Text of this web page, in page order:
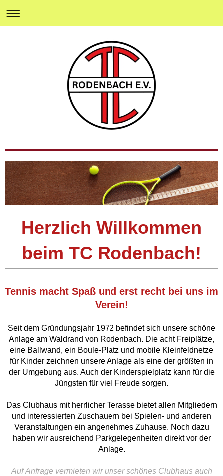
Herzlich Willkommen
beim TC Rodenbach!
Tennis macht Spaß und erst recht bei uns im
Verein!
Seit dem Gründungsjahr 1972 befindet sich unsere schöne
Anlage am Waldrand von Rodenbach. Die acht Freiplätze,
eine Ballwand, ein Boule-Platz und mobile Kleinfeldnetze
für Kinder zeichnen unsere Anlage als eine der größten in
der Umgebung aus. Auch der Kinderspielplatz kann für die
Jüngsten für viel Freude sorgen.
Das Clubhaus mit herrlicher Terasse bietet allen Mitgliedern
und interessierten Zuschauern bei Spielen- und anderen
Veranstaltungen ein angenehmes Zuhause. Noch dazu
haben wir ausreichend Parkgelegenheiten direkt vor der
Anlage.
Auf Anfrage vermieten wir unser schönes Clubhaus auch